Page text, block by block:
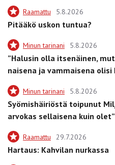
Raamattu 5.8.2026
Pitääkö uskon tuntua?
Minun tarinani 5.8.2026
”Halusin olla itsenäinen,
naisena ja vammaisena
Minun tarinani 5.8.2026
Syömishäiriöstä toipunut
arvokas sellaisena kuin olet”
Raamattu 29.7.2026
Hartaus: Kahvilan nurkassa